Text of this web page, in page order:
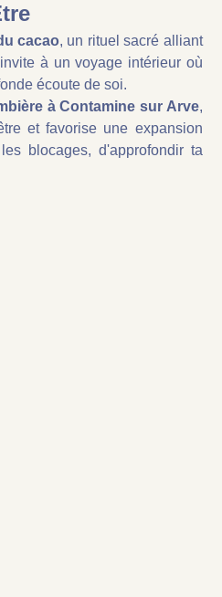
cacao, un rituel sacré alliant
à un voyage intérieur où
écoute de soi.
à Contamine sur Arve,
et favorise une expansion
blocages, d'approfondir ta